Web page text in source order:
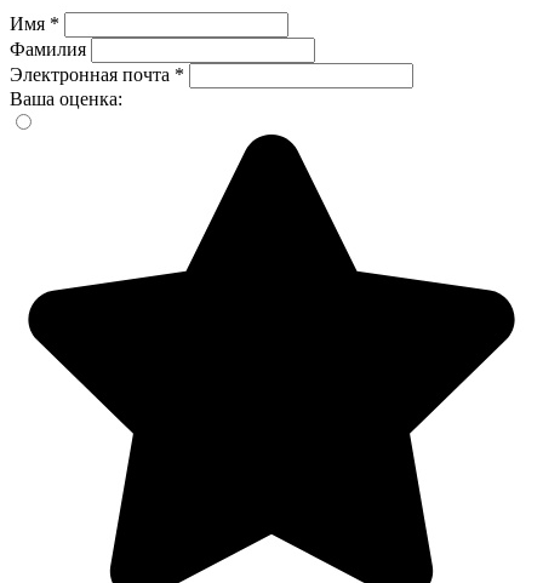
Имя *
Фамилия
Электронная почта *
Ваша оценка: